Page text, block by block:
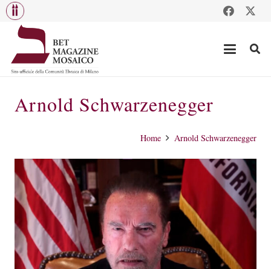
Arnold Schwarzenegger
Home Arnold Schwarzenegger